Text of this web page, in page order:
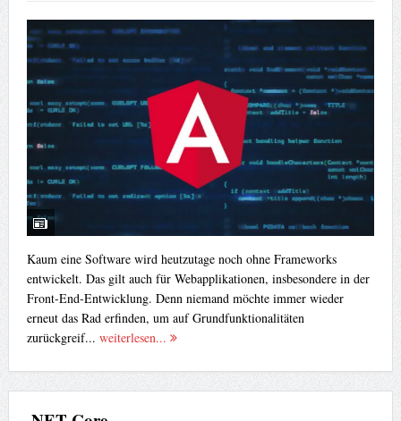
Kaum eine Software wird heutzutage noch ohne Frameworks
entwickelt. Das gilt auch für Webapplikationen, insbesondere in der
Front-End-Entwicklung. Denn niemand möchte immer wieder
erneut das Rad erfinden, um auf Grundfunktionalitäten
zurückgreif... weiterlesen...